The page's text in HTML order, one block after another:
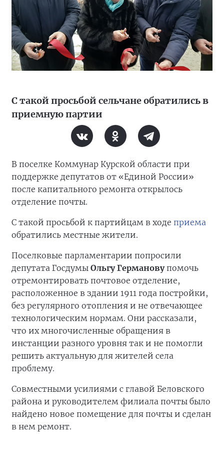
С такой просьбой сельчане обратились в
приемную партии
В поселке Коммунар Курской области при
поддержке депутатов от «Единой России»
после капитального ремонта открылось
отделение почты.
С такой просьбой к партийцам в ходе приема
обратились местные жители.
Поселковые парламентарии попросили
депутата Госдумы Ольгу Германовупомочь
отремонтировать почтовое отделение,
расположенное в здании 1911 года постройки,
без регулярного отопления и не отвечающее
технологическим нормам. Они рассказали,
что их многочисленные обращения в
инстанции разного уровня так и не помогли
решить актуальную для жителей села
проблему.
Совместными усилиями с главой Беловского
района и руководителем филиала почты было
найдено новое помещение для почты и сделан
в нем ремонт.